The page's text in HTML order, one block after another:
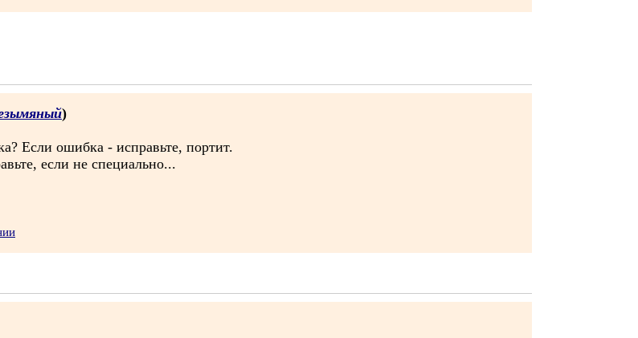
)
Если ошибка - исправьте, портит.
если не специально...